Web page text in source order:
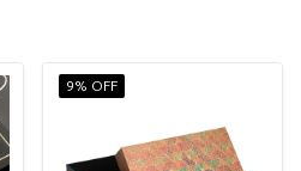
9% OFF